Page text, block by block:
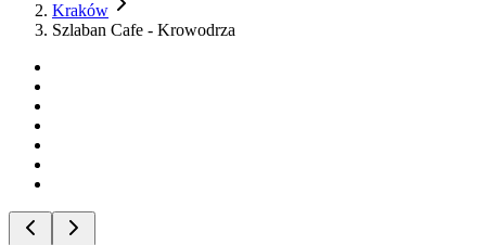
Kraków
Szlaban Cafe - Krowodrza